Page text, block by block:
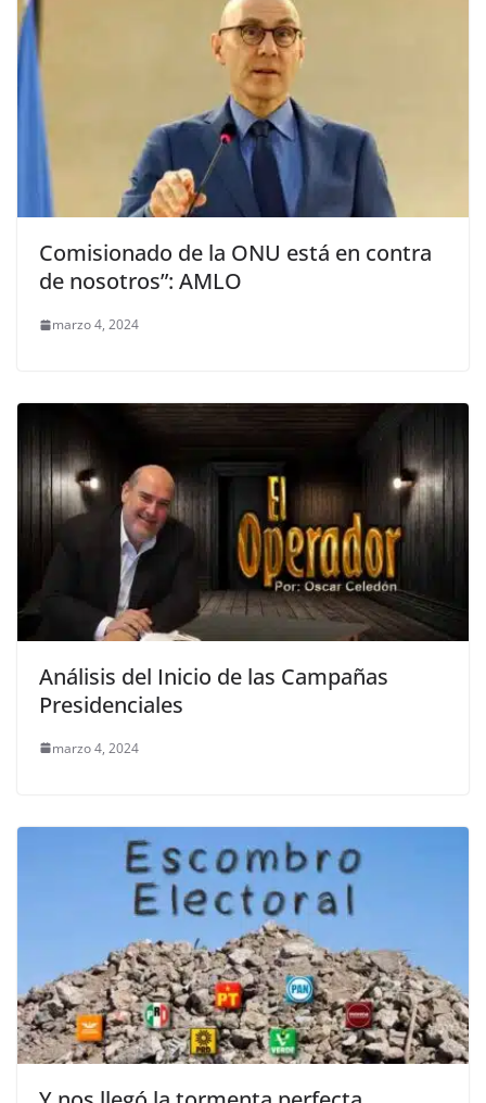
Comisionado de la ONU está en contra
de nosotros”: AMLO
marzo 4, 2024
Análisis del Inicio de las Campañas
Presidenciales
marzo 4, 2024